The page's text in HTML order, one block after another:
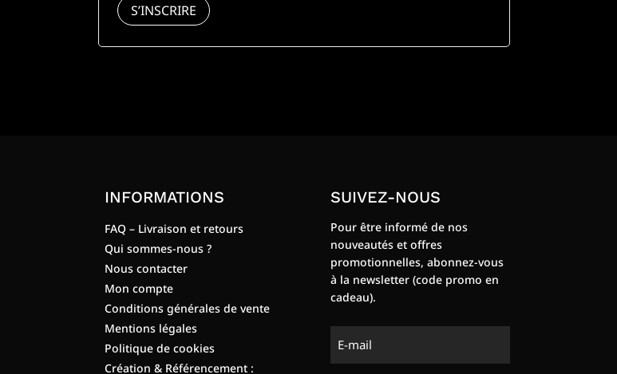
S’INSCRIRE
INFORMATIONS
FAQ – Livraison et retours
Qui sommes-nous ?
Nous contacter
Mon compte
Conditions générales de vente
Mentions légales
Politique de cookies
Création & Référencement :
SUIVEZ-NOUS
Pour être informé de nos
nouveautés et offres
promotionnelles, abonnez-vous
à la newsletter (code promo en
cadeau).